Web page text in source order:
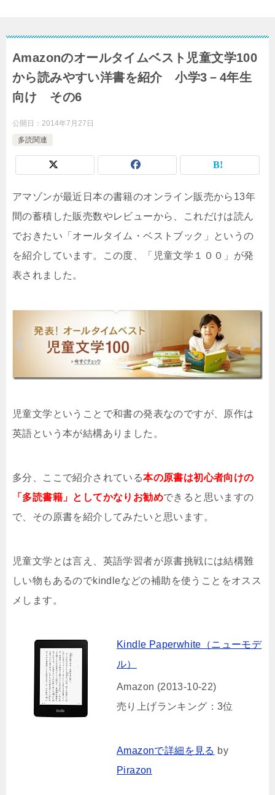
Amazonのオールタイムベスト児童文学100
から読みやすい洋書を紹介 小学3－4年生
向け その6
公開日： 2014年7月27日
多読関連
アマゾンが最近日本の書籍のオンライン販売から13年
間の蓄積した販売数やレビューから、これだけは読ん
でおきたい「オールタイム・ベストブック」というの
を紹介しています。この度、「児童文学１００」が発
表されました。
児童文学ということで和書の発表なのですが、原作は
英語という本が結構ありました。
多分、ここで紹介されている本の原書は初心者向けの
「多読書籍」としてかなりお勧めできると思いますの
で、その原書を紹介してみたいと思います。
児童文学とは言え、英語学習者が原書挑戦には結構難
しい物もあるのでkindleなどの補助を使うことをオスス
メします。
Kindle Paperwhite（ニューモデ
ル）
Amazon (2013-10-22)
売り上げランキング：3位
Amazonで詳細を見る by
Pirazon